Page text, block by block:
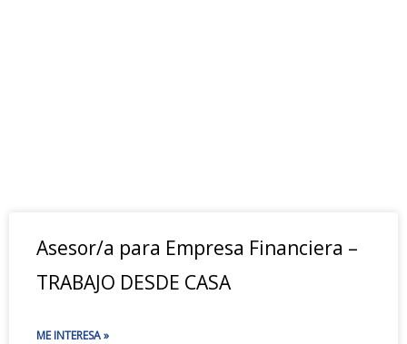
Asesor/a para Empresa Financiera –
TRABAJO DESDE CASA
ME INTERESA »